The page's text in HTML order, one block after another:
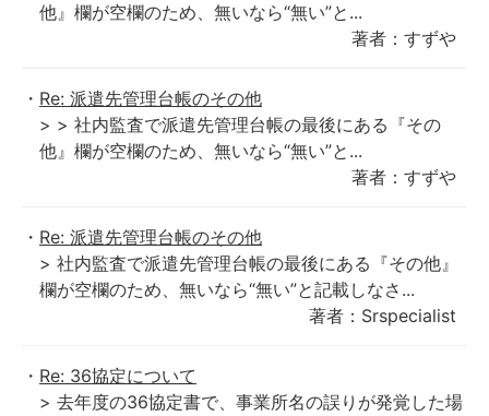
他』欄が空欄のため、無いなら“無い”と...
著者：すずや
Re: 派遣先管理台帳のその他
> > 社内監査で派遣先管理台帳の最後にある『その
他』欄が空欄のため、無いなら“無い”と...
著者：すずや
Re: 派遣先管理台帳のその他
> 社内監査で派遣先管理台帳の最後にある『その他』
欄が空欄のため、無いなら“無い”と記載しなさ...
著者：Srspecialist
Re: 36協定について
> 去年度の36協定書で、事業所名の誤りが発覚した場